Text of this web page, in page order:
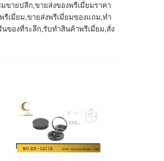
ขายปลีก,ขายส่งของพรีเมี่ยมราคา
รีเมี่ยม,ขายส่งพรีเมี่ยมของแถม,ทำ
ของที่ระลึก,รับทําสินค้าพรีเมี่ยม,สั่ง